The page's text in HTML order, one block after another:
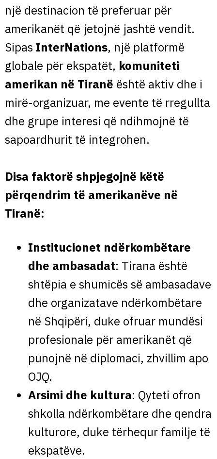
një destinacion të preferuar për
amerikanët që jetojnë jashtë vendit.
Sipas InterNations, një platformë
globale për ekspatët, komuniteti
amerikan në Tiranë është aktiv dhe i
mirë-organizuar, me evente të rregullta
dhe grupe interesi që ndihmojnë të
sapoardhurit të integrohen.
Disa faktorë shpjegojnë këtë
përqendrim të amerikanëve në
Tiranë:
Institucionet ndërkombëtare
dhe ambasadat: Tirana është
shtëpia e shumicës së ambasadave
dhe organizatave ndërkombëtare
në Shqipëri, duke ofruar mundësi
profesionale për amerikanët që
punojnë në diplomaci, zhvillim apo
OJQ.
Arsimi dhe kultura: Qyteti ofron
shkolla ndërkombëtare dhe qendra
kulturore, duke tërhequr familje të
ekspatëve.